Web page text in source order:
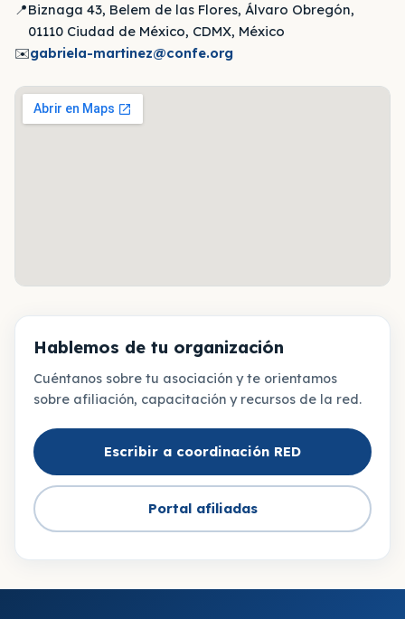
📍Biznaga 43, Belem de las Flores, Álvaro Obregón,
01110 Ciudad de México, CDMX, México
✉️gabriela-martinez@confe.org
Hablemos de tu organización
Cuéntanos sobre tu asociación y te orientamos
sobre afiliación, capacitación y recursos de la red.
Escribir a coordinación RED
Portal afiliadas